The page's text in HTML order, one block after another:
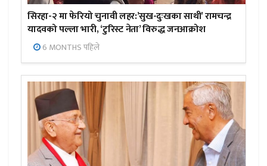
सिरहा-२ मा फेरियो चुनावी लहर:’सुख-दुःखका साथी’ रामचन्द्र
यादवको पल्ला भारी, ‘टुरिस्ट नेता’ विरुद्ध जनआक्रोश
6 MONTHS पहिले